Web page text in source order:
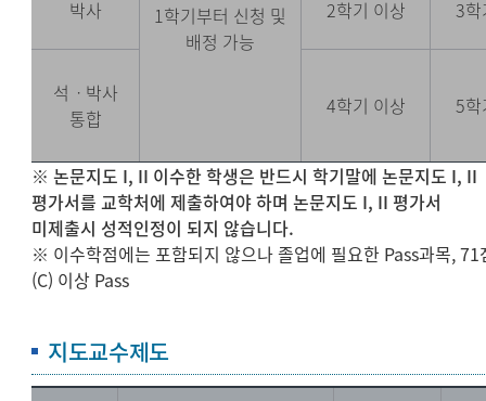
1학기부터 신청 및
배정 가능
박사 2학기 이상 3학
석ㆍ박사
통합
4학기 이상 5학
※ 논문지도 I, II 이수한 학생은 반드시 학기말에 논문지도 I, II
평가서를 교학처에 제출하여야 하며 논문지도 I, II 평가서
미제출시 성적인정이 되지 않습니다.
※ 이수학점에는 포함되지 않으나 졸업에 필요한 Pass과목, 71
(C) 이상 Pass
지도교수제도